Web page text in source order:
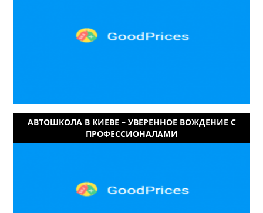
АВТОШКОЛА В КИЕВЕ – УВЕРЕННОЕ ВОЖДЕНИЕ С
ПРОФЕССИОНАЛАМИ